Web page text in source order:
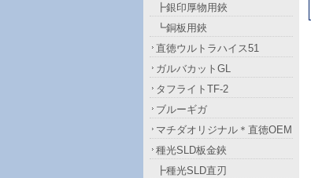
┣銀印厚物用鋏
┗銅板用鋏
直徳ウルトラハイス51
ガルバカットGL
タフライトTF-2
ブルーギガ
マチダオリジナル＊直徳OEM
種光SLD板金鋏
┣種光SLD直刃